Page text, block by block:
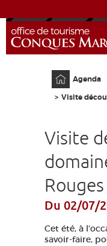
ENVIEDE...
DÉCOUVRIR LA
SÉJOURNER
Agenda
Visite
Visite
Rouges
Du 02/07/
Cet été, à
savoir-faire,